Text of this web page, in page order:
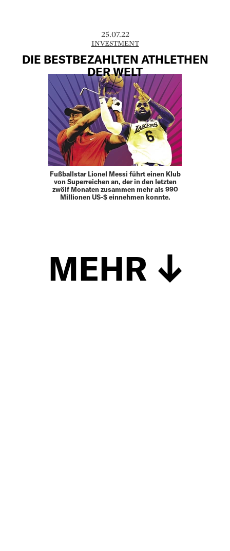
25.07.22
INVESTMENT
DIE BESTBEZAHLTEN ATHLETHEN
DER WELT
Fußballstar Lionel Messi führt einen Klub
von Superreichen an, der in den letzten
zwölf Monaten zusammen mehr als 990
Millionen US-$ einnehmen konnte.
MEHR